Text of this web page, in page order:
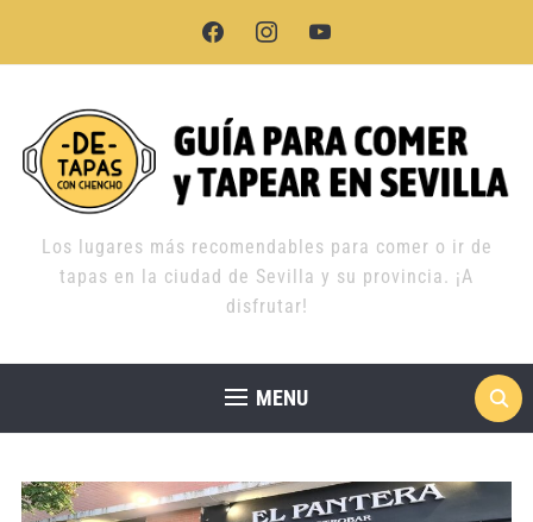
facebook instagramyoutube
Los lugares más recomendables para comer o ir de
tapas en la ciudad de Sevilla y su provincia. ¡A
disfrutar!
MENU